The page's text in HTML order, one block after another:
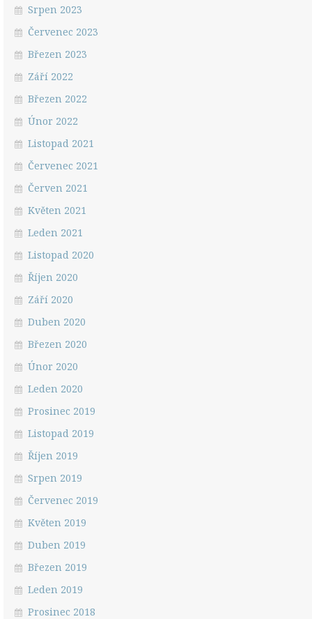
Srpen 2023
Červenec 2023
Březen 2023
Září 2022
Březen 2022
Únor 2022
Listopad 2021
Červenec 2021
Červen 2021
Květen 2021
Leden 2021
Listopad 2020
Říjen 2020
Září 2020
Duben 2020
Březen 2020
Únor 2020
Leden 2020
Prosinec 2019
Listopad 2019
Říjen 2019
Srpen 2019
Červenec 2019
Květen 2019
Duben 2019
Březen 2019
Leden 2019
Prosinec 2018